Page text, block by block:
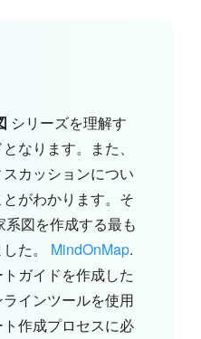
シリーズを理解す
なります。また、
カッションについ
がわかります。そ
図を作成する最も
た。 MindOnMap.
ガイドを作成した
インツールを使用
作成プロセスに必